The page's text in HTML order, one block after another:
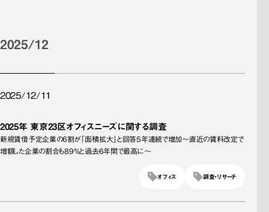
2025/12
2025/12/11
2025年 東京23区オフィスニーズに関する調査
新規賃借予定企業の6割が「面積拡大」と回答5年連続で増加～直近の賃料改定で
増額した企業の割合も89%と過去6年間で最高に～
調査・リサーチ
オフィス